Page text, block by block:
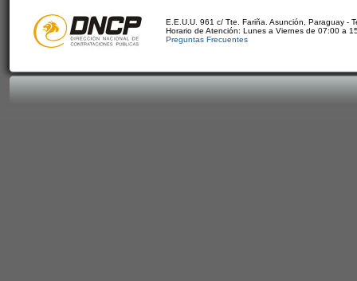
E.E.U.U. 961 c/ Tte. Fariña. Asunción, Paraguay -
Horario de Atención: Lunes a Viernes de 07:00 a
Preguntas Frecuentes